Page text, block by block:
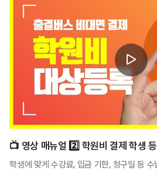
📺️ 영상 매뉴얼 2️⃣ 학원비 결제 학생
학생에 맞게 수강료, 입금 기한, 청구일 등